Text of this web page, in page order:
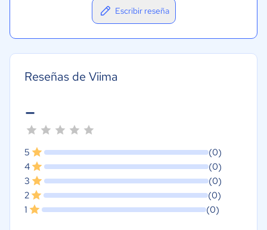
Escribir reseña
Reseñas de Viima
-
5
(0)
4
(0)
3
(0)
2
(0)
1
(0)